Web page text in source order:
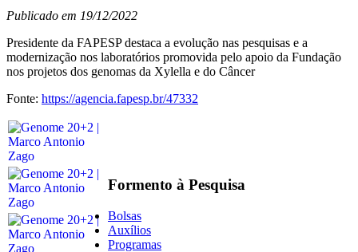
Publicado em 19/12/2022
Presidente da FAPESP destaca a evolução nas pesquisas e a
modernização nos laboratórios promovida pelo apoio da Fundação
nos projetos dos genomas da Xylella e do Câncer
Fonte: https://agencia.fapesp.br/47332
Formento à Pesquisa
Bolsas
Auxílios
Programas